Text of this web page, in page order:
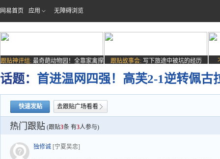
网易首页 应用 无障碍浏览
跟贴神评组: 最奇葩动物园！全靠家禽撑
场子
跟贴故事会: 写下旅途中被坑的经历
话题： 首进温网四强！高芙2-1逆转佩古
快速发贴 去跟贴广场看看
热门跟贴 (跟贴3条 有3人参与)
独修诚 [宁夏吴忠]